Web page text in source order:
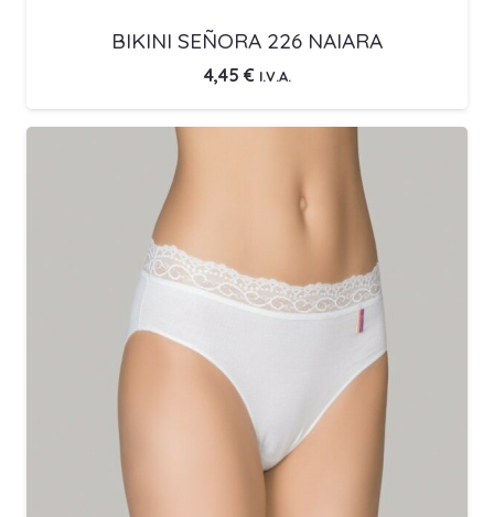
BIKINI SEÑORA 226 NAIARA
4,45 € I.V.A.